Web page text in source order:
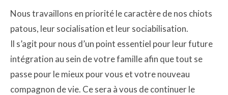
Nous travaillons en priorité le caractère de nos chiots
patous, leur socialisation et leur sociabilisation.
Il s’agit pour nous d’un point essentiel pour leur future
intégration au sein de votre famille afin que tout se
passe pour le mieux pour vous et votre nouveau
compagnon de vie. Ce sera à vous de continuer le